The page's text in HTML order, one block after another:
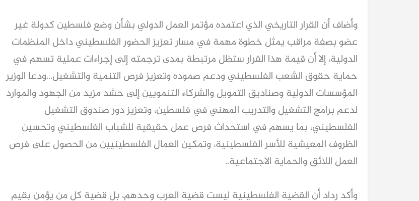
وأضاف أن القرار التاريخي الذي اعتمده مؤتمر العمل الدولي بشأن وضع فلسطين كدولة غير
عضو بصفة مراقب يمثل خطوة مهمة في مسار تعزيز الحضور الفلسطيني داخل المنظمات
الدولية، إلا أن قيمة هذا القرار ستظل مرتبطة بمدى ترجمته إلى إجراءات عملية تسهم في
حماية حقوق الشعب الفلسطيني ودعم صموده وتعزيز فرص التنمية والتشغيل...ودعا الوزير
المؤسسات الدولية وصناديق التمويل والشركاء التنمويين إلى حشد مزيد من الجهود والموارد
لدعم برامج التشغيل والتدريب المهني في فلسطين، وتعزيز دور صندوق التشغيل
الفلسطيني، بما يسهم في استحداث فرص عمل حقيقية للشباب الفلسطيني وتحسين
الظروف المعيشية للأسر الفلسطينية، وتمكين العمال الفلسطينيين من الحصول على فرص
العمل اللائق والحماية الاجتماعية..
وأكد رداد أن القضية الفلسطينية ليست قضية العرب وحدهم، بل قضية كل من يؤمن بقيم